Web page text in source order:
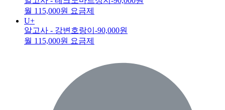
월 115,000원 요금제
U+
알고사 - 강변호랑이 -90,000원
월 115,000원 요금제